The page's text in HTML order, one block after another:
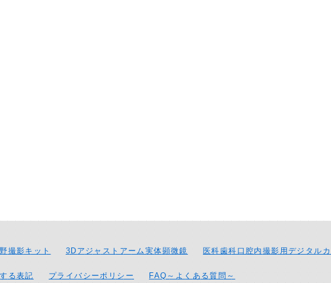
撮影キット 3Dアジャストアーム実体顕微鏡 医科歯科口腔内撮影用デジタル
る表記 プライバシーポリシー FAQ～よくある質問～